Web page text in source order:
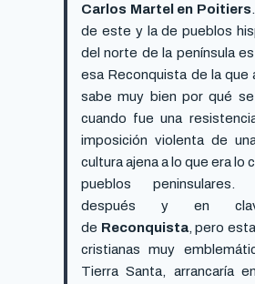
Carlos Martel en Poitiers
de este y la de pueblos
del norte de la península
esa Reconquista de la que
sabe muy bien por qué se
cuando fue una
imposición violenta de
cultura ajena a lo que era lo
pueblos
después y en
de Reconquista, pero
cristianas muy
Tierra Santa, arrancaría